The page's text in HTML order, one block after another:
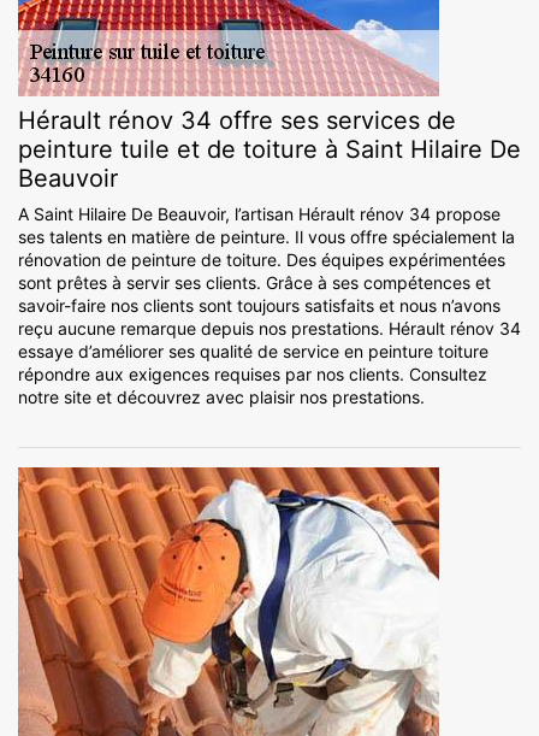
Hérault rénov 34 offre ses services de
peinture tuile et de toiture à Saint Hilaire De
Beauvoir
A Saint Hilaire De Beauvoir, l’artisan Hérault rénov 34 propose
ses talents en matière de peinture. Il vous offre spécialement la
rénovation de peinture de toiture. Des équipes expérimentées
sont prêtes à servir ses clients. Grâce à ses compétences et
savoir-faire nos clients sont toujours satisfaits et nous n’avons
reçu aucune remarque depuis nos prestations. Hérault rénov 34
essaye d’améliorer ses qualité de service en peinture toiture
répondre aux exigences requises par nos clients. Consultez
notre site et découvrez avec plaisir nos prestations.